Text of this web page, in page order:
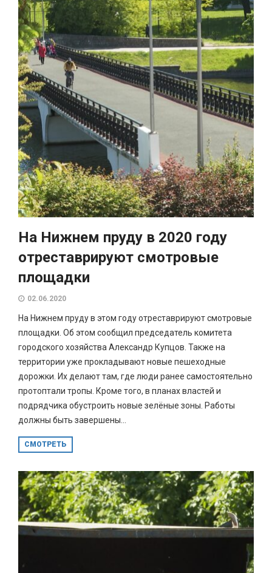
На Нижнем пруду в 2020 году
отреставрируют смотровые
площадки
02.06.2020
На Нижнем пруду в этом году отреставрируют смотровые
площадки. Об этом сообщил председатель комитета
городского хозяйства Александр Купцов. Также на
территории уже прокладывают новые пешеходные
дорожки. Их делают там, где люди ранее самостоятельно
протоптали тропы. Кроме того, в планах властей и
подрядчика обустроить новые зелёные зоны. Работы
должны быть завершены...
СМОТРЕТЬ